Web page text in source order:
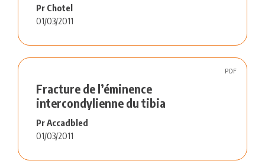
Pr Chotel
01/03/2011
Fracture de l’éminence
intercondylienne du tibia
Pr Accadbled
01/03/2011
PDF